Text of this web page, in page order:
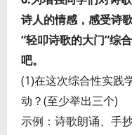
诗人的情感，感受诗
“轻叩诗歌的大门”综
吧。
(1)在这次综合性实践
动？(至少举出三个)
示例：诗歌朗诵、手